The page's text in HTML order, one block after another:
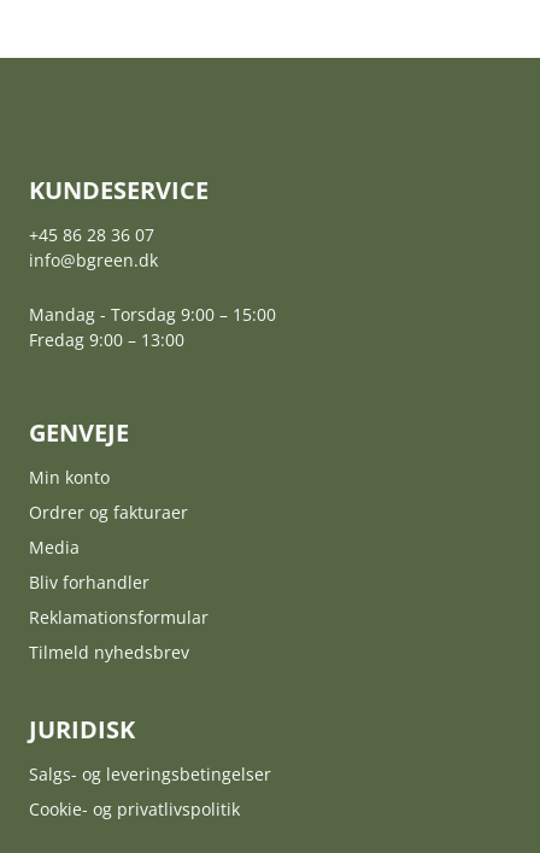
KUNDESERVICE
+45 86 28 36 07
info@bgreen.dk
Mandag - Torsdag 9:00 – 15:00
Fredag 9:00 – 13:00
GENVEJE
Min konto
Ordrer og fakturaer
Media
Bliv forhandler
Reklamationsformular
Tilmeld nyhedsbrev
JURIDISK
Salgs- og leveringsbetingelser
Cookie- og privatlivspolitik